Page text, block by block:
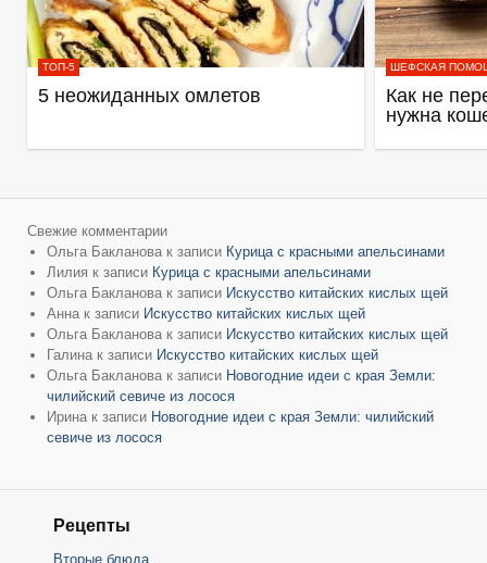
ТОП-5
5 неожиданных омлетов
ШЕФСКАЯ
Как не
нужна
Свежие комментарии
Ольга Бакланова к записи Курица с красными апельсинами
Лилия к записи Курица с красными апельсинами
Ольга Бакланова к записи Искусство китайских кислых щей
Анна к записи Искусство китайских кислых щей
Ольга Бакланова к записи Искусство китайских кислых щей
Галина к записи Искусство китайских кислых щей
Ольга Бакланова к записи Новогодние идеи с края Земли:
чилийский севиче из лосося
Ирина к записи Новогодние идеи с края Земли: чилийский
севиче из лосося
Рецепты
Вторые блюда